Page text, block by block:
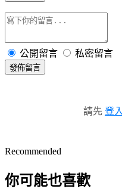
公開留言 私密留言
發佈留言
請先 登入
Recommended
你可能也喜歡